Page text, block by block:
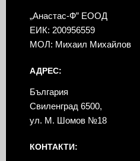
„Анастас-Ф” ЕООД
ЕИК: 200956559
МОЛ: Михаил Михайлов
АДРЕС:
България
Свиленград 6500,
ул. М. Шомов №18
КОНТАКТИ: